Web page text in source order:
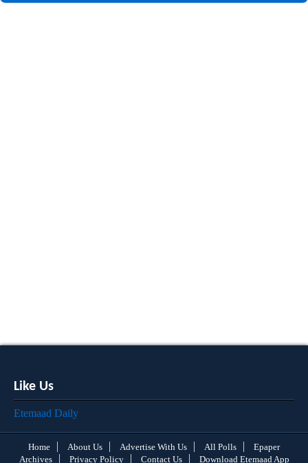
Like Us
Etemaad Daily
Home About Us Advertise With Us All Polls
Epaper
Archives
Privacy Policy Contact Us Download Etemaad App